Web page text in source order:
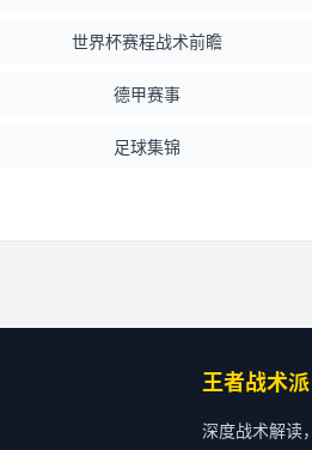
世界杯赛程战术前瞻
德甲赛事
足球集锦
王者战术派
深度战术解读